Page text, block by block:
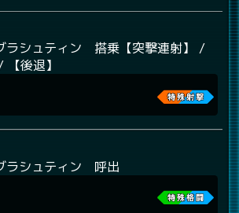
ラシュティン 搭乗【突撃連射】 /
【後退】
ラシュティン 呼出